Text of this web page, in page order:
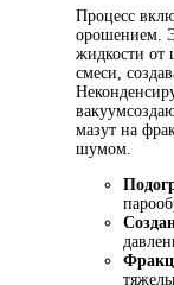
Процесс
орошением.
жидкости от
смеси,
мазут на
шумом.